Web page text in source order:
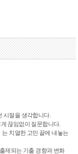
시절을 생각합니다.
끊임없이 질문합니다.
는 치열한 고민 끝에 내놓는
제되는 기출 경향과 변화